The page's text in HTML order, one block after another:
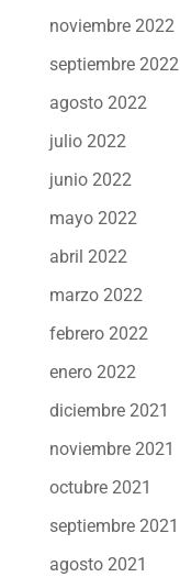
noviembre 2022
septiembre 2022
agosto 2022
julio 2022
junio 2022
mayo 2022
abril 2022
marzo 2022
febrero 2022
enero 2022
diciembre 2021
noviembre 2021
octubre 2021
septiembre 2021
agosto 2021